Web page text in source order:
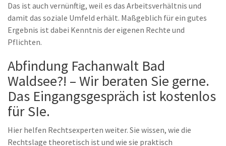
Das ist auch vernünftig, weil es das Arbeitsverhältnis und
damit das soziale Umfeld erhält. Maßgeblich für ein gutes
Ergebnis ist dabei Kenntnis der eigenen Rechte und
Pflichten.
Abfindung Fachanwalt Bad
Waldsee?! – Wir beraten Sie gerne.
Das Eingangsgespräch ist kostenlos
für SIe.
Hier helfen Rechtsexperten weiter. Sie wissen, wie die
Rechtslage theoretisch ist und wie sie praktisch